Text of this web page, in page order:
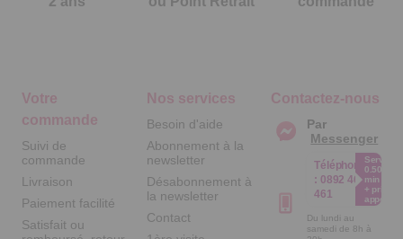
Votre
commande
Suivi de
commande
Livraison
Paiement facilité
Satisfait ou
Nos services
Besoin d'aide
Abonnement à la
newsletter
Désabonnement à
la newsletter
Contact
Contactez-nous
Par
Messenger
Téléphone
: 0892 461
461
Service
0.50€ /
min
+ prix
appel
Du lundi au
samedi de 8h à